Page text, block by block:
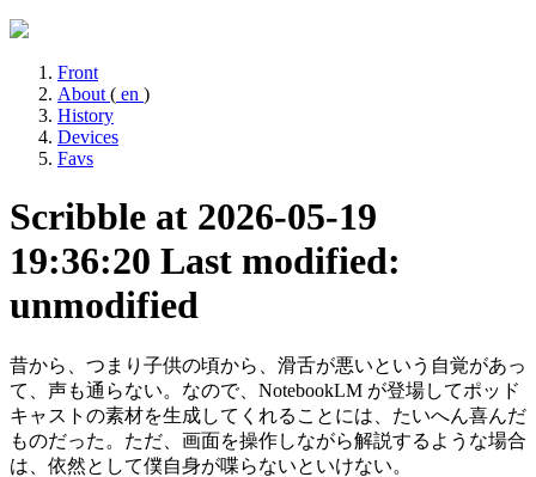
Front
About ( en )
History
Devices
Favs
Scribble at 2026-05-19
19:36:20 Last modified:
unmodified
昔から、つまり子供の頃から、滑舌が悪いという自覚があっ
て、声も通らない。なので、NotebookLM が登場してポッド
キャストの素材を生成してくれることには、たいへん喜んだ
ものだった。ただ、画面を操作しながら解説するような場合
は、依然として僕自身が喋らないといけない。